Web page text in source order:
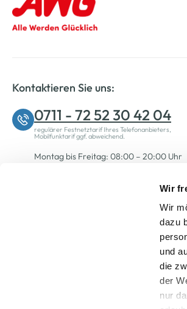
Wir
Wir
dazu
und
die
der
nur
Kontaktieren Sie uns:
0711 - 72 52 30 42 04
regulärer Festnetztarif Ihres Telefonanbieters,
Mobilfunktarif ggf. abweichend.
Montag bis Freitag: 08:00 – 20:00 Uhr